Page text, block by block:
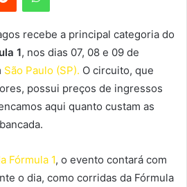
recebe a principal categoria do
1, nos dias 07, 08 e 09 de
São Paulo (SP). O circuito, que
possui preços de ingressos
aqui quanto custam as
Fórmula 1, o evento contará com
o dia, como corridas da Fórmula